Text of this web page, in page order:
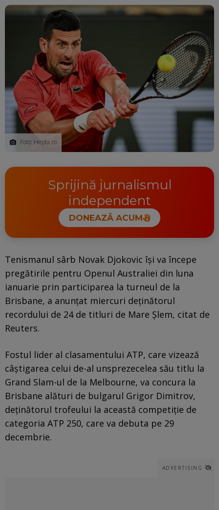
Foto: Hepta.ro
Sprijină jurnalismul
independent
DONEAZĂ ACUM
Tenismanul sârb Novak Djokovic îşi va începe
pregătirile pentru Openul Australiei din luna
ianuarie prin participarea la turneul de la
Brisbane, a anunţat miercuri deţinătorul
recordului de 24 de titluri de Mare Şlem, citat de
Reuters.
Fostul lider al clasamentului ATP, care vizează
câştigarea celui de-al unsprezecelea său titlu la
Grand Slam-ul de la Melbourne, va concura la
Brisbane alături de bulgarul Grigor Dimitrov,
deţinătorul trofeului la această competiţie de
categoria ATP 250, care va debuta pe 29
decembrie.
ADVERTISING